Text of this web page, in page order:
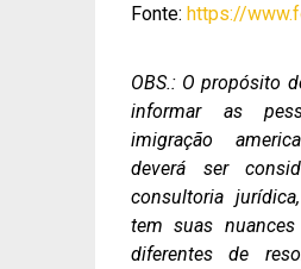
Fonte: https://
OBS.: O propósito
informar as
imigração
deverá ser
consultoria
tem suas
diferentes de